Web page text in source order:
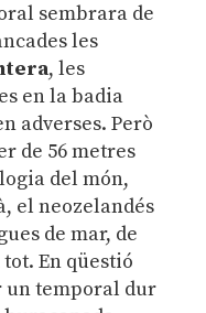
sembrara de
les
, les
en la badia
adverses. Però
de 56 metres
del món,
el neozelandés
de mar, de
En qüestió
un temporal dur